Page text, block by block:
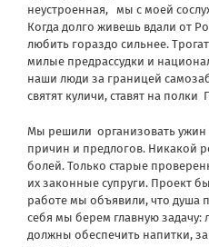
неустроенная,
мы с моей
Когда долго живешь вдали от
любить гораздо сильнее.
милые предрассудки и
наши люди за границей
святят куличи, ставят на полки
Мы решили организовать
причин и предлогов. Никакой
болей. Только старые
их законные супруги. Проект
работе мы объявили, что душа
себя мы берем главную
должны обеспечить напитки,